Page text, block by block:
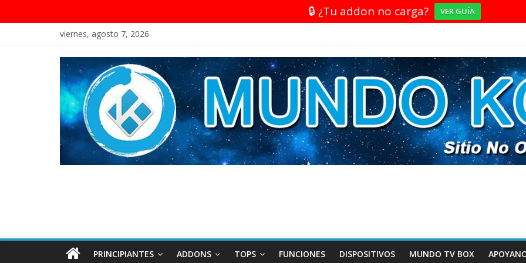
🔒 ¿Tu addon no carga? VER GUÍA
viernes, agosto 7, 2026
PRINCIPIANTES ADDONS TOPS FUNCIONES DISPOSITIVOS MUNDO TV BOX